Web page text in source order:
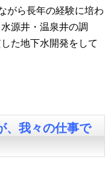
がら長年の経験に培わ
源井・温泉井の調
た地下水開発をして
、我々の仕事で